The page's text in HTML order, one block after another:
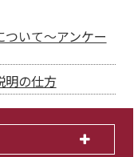
いて～アンケー
明の仕方